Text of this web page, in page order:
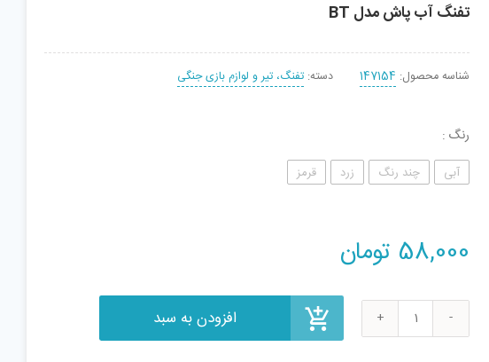
تفنگ آب پاش مدل BT
شناسه محصول: 147154 دسته: تفنگ، تیر و لوازم بازی جنگی
رنگ
آبی چند رنگ زرد قرمز
58,000 تومان
تفنگ